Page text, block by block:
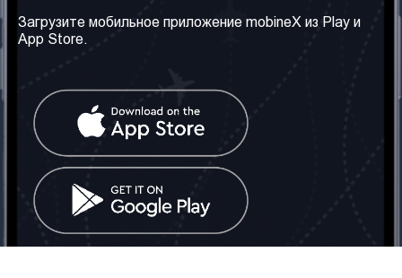
Наши сервисы
Правила и Условия
Часто задаваемые
вопросы
Контакт
Грузия: Тбилиси
Телефон: +442030340050
Email:info@mobinex.com
Социальные сети
Загрузите мобильное приложение mobineX из Play и
App Store.